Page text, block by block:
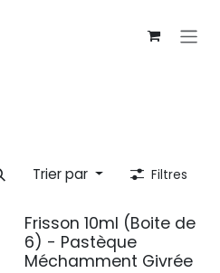
Trier par Filtres
Frisson 10ml (Boite de
6) - Pastèque
Méchamment Givrée